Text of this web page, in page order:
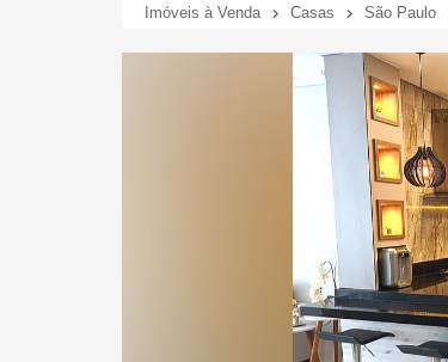
Imóveis à Venda Casas São Paulo